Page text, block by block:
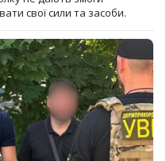
свої сили та засоби.